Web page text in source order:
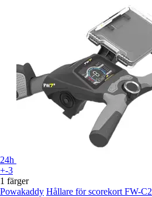
24h
+-3
1 färger
Powakaddy Hållare för scorekort FW-C2